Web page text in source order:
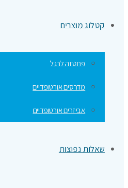
קטלוג מוצרים
פרוטזה לרגל
מדרסים אורטופדיים
אביזרים אורטופדיים
שאלות נפוצות